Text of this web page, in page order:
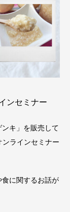
ンセミナー
キ」を販売して
ラインセミナー
に関するお話が